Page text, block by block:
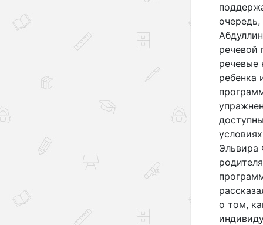
очередь,
речевой
речевые
ребенка
Эльвира
о том,